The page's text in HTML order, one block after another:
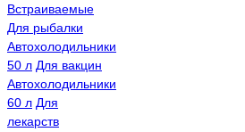
Встраиваемые
Для рыбалки
Автохолодильники
50 л Для вакцин
Автохолодильники
60 л Для
лекарств